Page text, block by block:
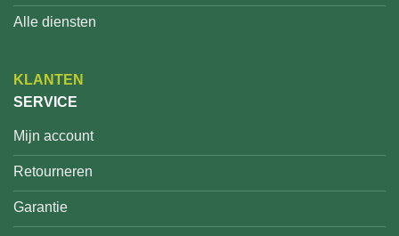
Alle diensten
KLANTEN
SERVICE
Mijn account
Retourneren
Garantie